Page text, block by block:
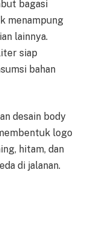
bagasi
menampung
lainnya.
siap
bahan
desain body
logo
hitam, dan
di jalanan.